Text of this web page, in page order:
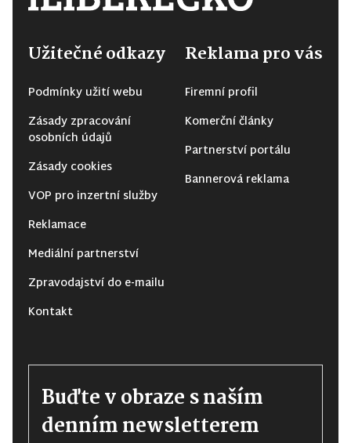
Užitečné odkazy
Podmínky užití webu
Zásady zpracování
osobních údajů
Zásady cookies
VOP pro inzertní služby
Reklamace
Mediální partnerství
Zpravodajství do e-mailu
Kontakt
Reklama pro vás
Firemní profil
Komerční články
Partnerství portálu
Bannerová reklama
Buďte v obraze s naším
denním newsletterem